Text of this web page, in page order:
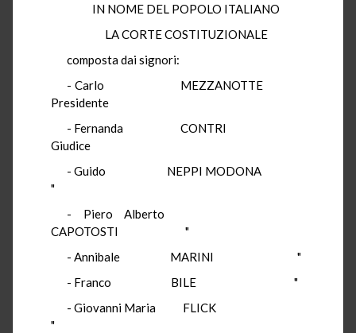
IN NOME DEL POPOLO ITALIANO
LA CORTE COSTITUZIONALE
composta dai signori:
- Carlo MEZZANOTTE
Presidente
- Fernanda CONTRI
Giudice
- Guido NEPPI MODONA
"
- Piero Alberto
CAPOTOSTI "
- Annibale MARINI "
- Franco BILE "
- Giovanni Maria FLICK
"